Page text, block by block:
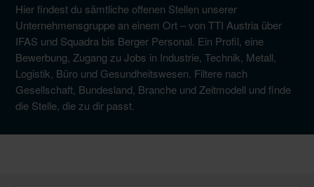
Hier findest du sämtliche offenen Stellen unserer
Unternehmensgruppe an einem Ort – von TTI Austria über
IFAS und Squadra bis Berger Personal. Ein Profil, eine
Bewerbung, Zugang zu Jobs in Industrie, Technik, Metall,
Logistik, Büro und Gesundheitswesen. Filtere nach
Gesellschaft, Bundesland, Branche und Zeitmodell und finde
die Stelle, die zu dir passt.